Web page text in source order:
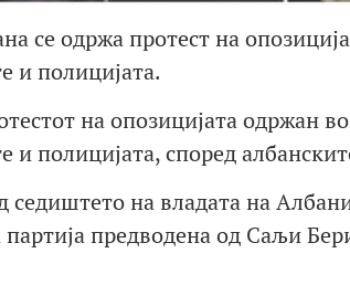
се одржа протест на
и полицијата.
на опозицијата одржан
и полицијата, според
седиштето на владата на
предводена од Саљи